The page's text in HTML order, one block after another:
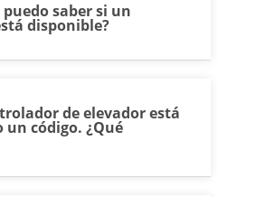
puedo saber si un
disponible?
de elevador está
código. ¿Qué